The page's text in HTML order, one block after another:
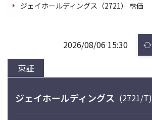
ジェイホールディングス（2721） 株価
東証
2026/08/06 15:30
ジェイホールディングス (2721/T)